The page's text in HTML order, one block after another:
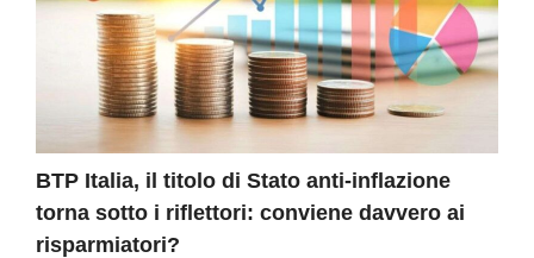
BTP Italia, il titolo di Stato anti-inflazione
torna sotto i riflettori: conviene davvero ai
risparmiatori?